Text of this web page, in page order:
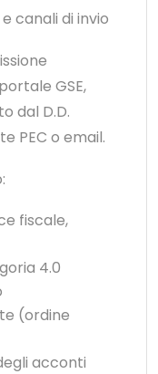
canali di invio
GSE,
dal D.D.
PEC o email.
fiscale,
4.0
(ordine
acconti